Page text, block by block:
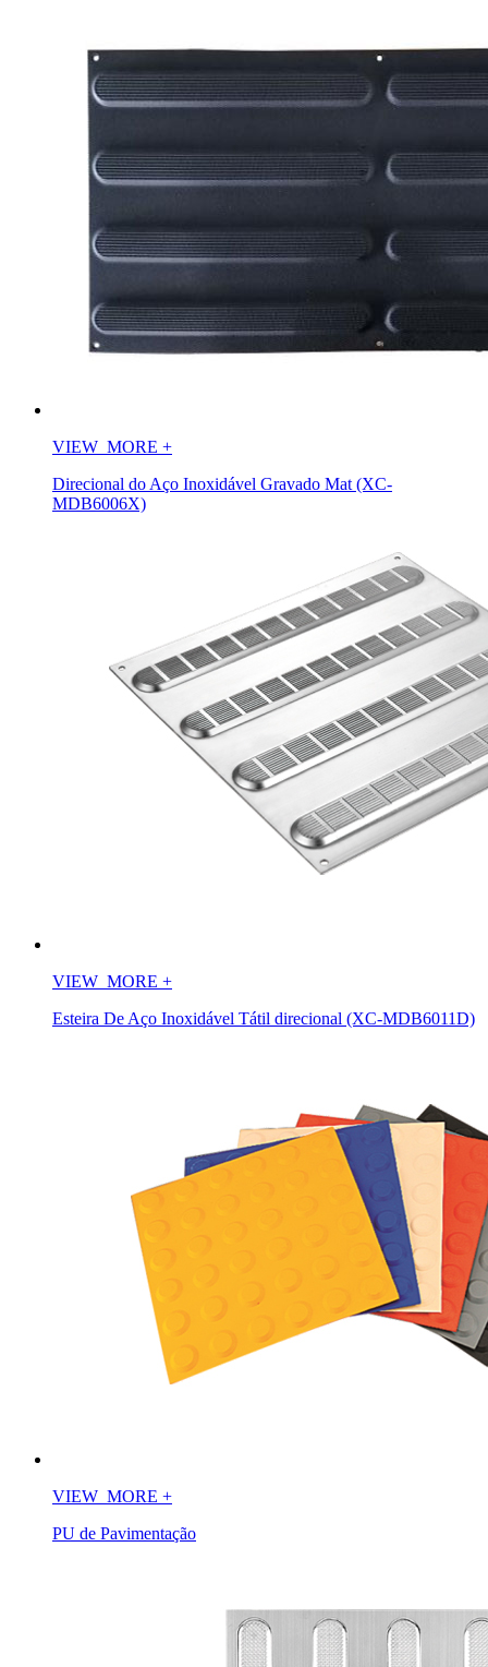
VIEW_MORE +
Direcional do Aço Inoxidável Gravado Mat (XC-
MDB6006X)
VIEW_MORE +
Esteira De Aço Inoxidável Tátil direcional (XC-MDB6011D)
VIEW_MORE +
PU de Pavimentação